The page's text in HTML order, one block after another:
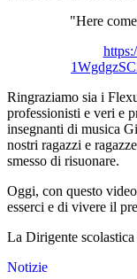
"Here
Ringraziamo sia i
professionisti e veri e
insegnanti di musica
nostri ragazzi e
smesso di risuonare.
Oggi, con questo
esserci e di vivere il
La Dirigente
Notizie